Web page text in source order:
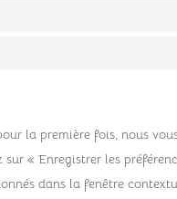
la première fois, nous
sur « Enregistrer les
dans la fenêtre